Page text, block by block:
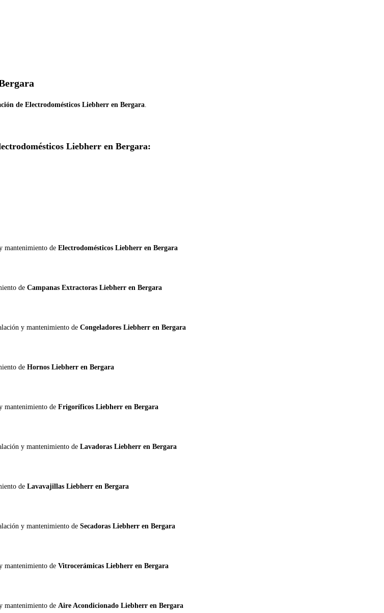
de Electrodomésticos Liebherr en Bergara.
Liebherr en Bergara:
mantenimiento de Electrodomésticos Liebherr en Bergara
de Campanas Extractoras Liebherr en Bergara
y mantenimiento de Congeladores Liebherr en Bergara
de Hornos Liebherr en Bergara
mantenimiento de Frigoríficos Liebherr en Bergara
y mantenimiento de Lavadoras Liebherr en Bergara
de Lavavajillas Liebherr en Bergara
y mantenimiento de Secadoras Liebherr en Bergara
mantenimiento de Vitrocerámicas Liebherr en Bergara
mantenimiento de Aire Acondicionado Liebherr en Bergara